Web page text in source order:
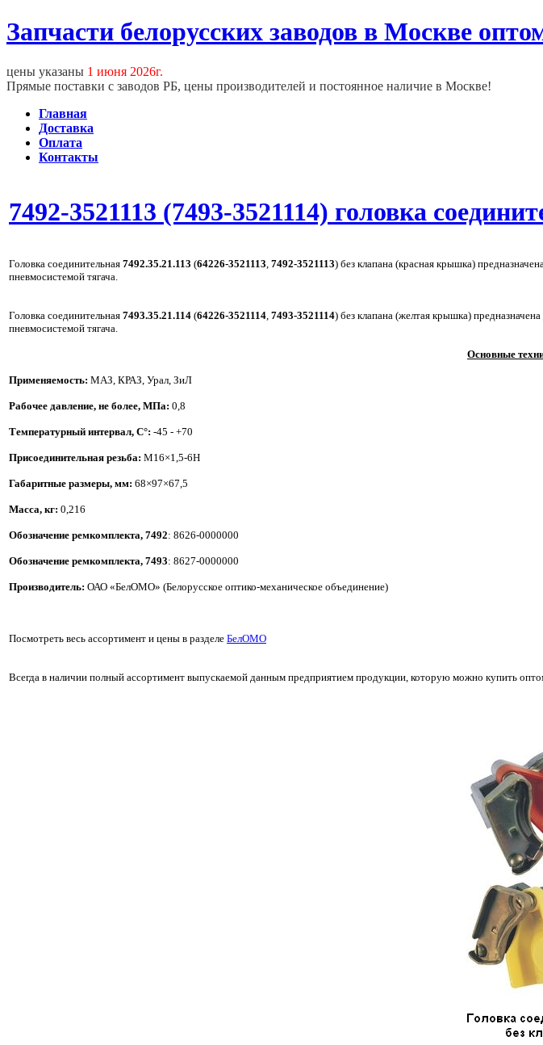
Запчасти белорусских заводов в Москве
цены указаны 1 июня 2026г.
Прямые поставки с заводов РБ, цены производителей и постоянное наличие в Москве!
Главная
Доставка
Оплата
Контакты
7492-3521113 (7493-3521114) головка
Головка соединительная 7492.35.21.113 (64226-3521113 7492-3521113) без клапана (красная крышка)
пневмосистемой тягача.
Головка соединительная 7493.35.21.114 (64226-3521114 7493-3521114) без клапана (желтая крышка)
пневмосистемой тягача.
Основные
Применяемость: МАЗ, КРАЗ, Урал, ЗиЛ
Рабочее давление, не более, МПа: 0,8
Температурный интервал, С°: -45 - +70
Присоединительная резьба: M16×1,5-6H
Габаритные размеры, мм: 68×97×67,5
Масса, кг: 0,216
Обозначение ремкомплекта, 7492: 8626-0000000
Обозначение ремкомплекта, 7493: 8627-0000000
Производитель: ОАО «БелОМО» (Белорусское оптико-механическое объединение)
Посмотреть весь ассортимент и цены в разделе БелОМО
Всегда в наличии полный ассортимент выпускаемой данным предприятием продукции, которую можно купить